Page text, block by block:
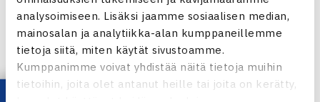
analysoimiseen. Lisäksi jaamme sosiaalisen median,
mainosalan ja analytiikka-alan kumppaneillemme
tietoja siitä, miten käytät sivustoamme.
Kumppanimme voivat yhdistää näitä tietoja muihin
tietoihin, joita olet antanut heille tai joita on kerätty,
← Edellinen